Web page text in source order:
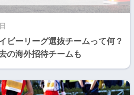
ビーリーグ選抜チームって何？
の海外招待チームも